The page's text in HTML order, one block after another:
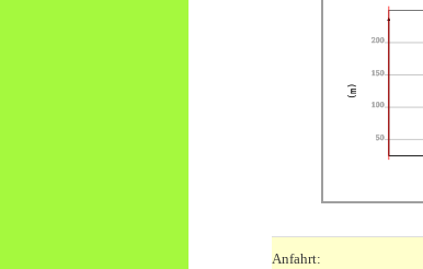
50
100
150
200
(m)
Anfahrt: